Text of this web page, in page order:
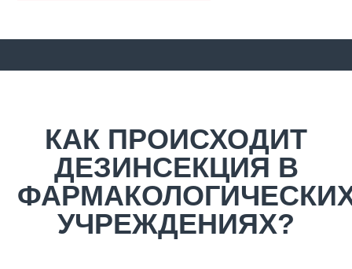
КАК ПРОИСХОДИТ
ДЕЗИНСЕКЦИЯ В
УЧРЕЖДЕНИЯХ?